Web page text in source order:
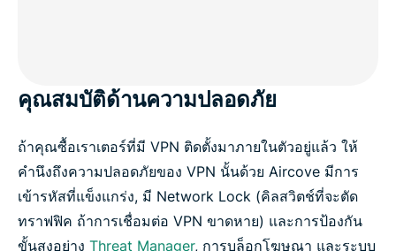
คุณสมบัติด้านความปลอดภัย
ถ้าคุณซื้อเราเตอร์ที่มี VPN ติดตั้งมาภายในตัวอยู่แล้ว ให้
คำนึงถึงความปลอดภัยของ VPN นั้นด้วย Aircove มีการ
เข้ารหัสที่แข็งแกร่ง, มี Network Lock (คิลสวิตช์ที่จะตัด
ทราฟฟิค ถ้าการเชื่อมต่อ VPN ขาดหาย) และการป้องกัน
ขั้นสูงอย่าง Threat Manager, การบล็อกโฆษณา และระบบ